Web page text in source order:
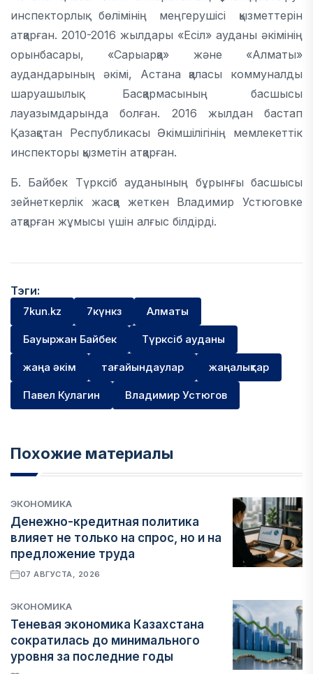
инспекторлық бөлімінің меңгерушісі қызметтерін
атқарған. 2010-2016 жылдары «Есіл» ауданы әкімінің
орынбасары, «Сарыарқа» және «Алматы»
аудандарының әкімі, Астана қаласы коммуналды
шаруашылық Басқармасының басшысы
лауазымдарында болған. 2016 жылдан бастап
Қазақстан Республикасы Әкімшілігінің мемлекеттік
инспекторы қызметін атқарған.
Б. Байбек Түрксіб ауданының бұрынғы басшысы
зейнеткерлік жасқа жеткен Владимир Устюговке
атқарған жұмысы үшін алғыс білдірді.
Тэги:
7kun.kz 7күнкз Алматы
Бауыржан Байбек Түрксіб ауданы
жаңа әкім тағайындаулар жаңалықтар
Павел Кулагин Владимир Устюгов
Похожие материалы
ЭКОНОМИКА
Денежно-кредитная политика
влияет не только на спрос, но и на
предложение труда
07 АВГУСТА, 2026
ЭКОНОМИКА
Теневая экономика Казахстана
сократилась до минимального
уровня за последние годы